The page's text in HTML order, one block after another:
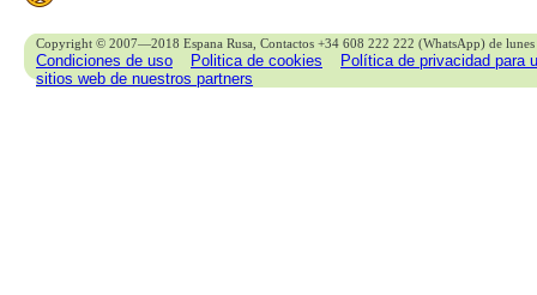
Copyright © 2007—2018 Espana Rusa, Contactos +34 608 222 222 (WhatsApp) de
Condiciones de uso Politica de cookies
Política de privacidad para
sitios web de nuestros partners